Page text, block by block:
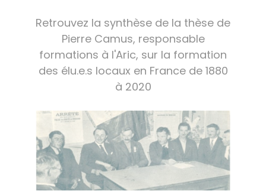
Retrouvez la synthèse de la thèse de
Pierre Camus, responsable
formations à l'Aric, sur la formation
des élu.e.s locaux en France de 1880
à 2020